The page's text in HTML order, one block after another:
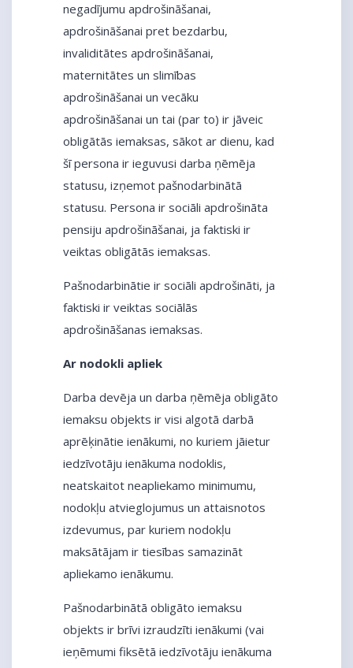
negadījumu apdrošināšanai,
apdrošināšanai pret bezdarbu,
invaliditātes apdrošināšanai,
maternitātes un slimības
apdrošināšanai un vecāku
apdrošināšanai un tai (par to) ir jāveic
obligātās iemaksas, sākot ar dienu, kad
šī persona ir ieguvusi darba ņēmēja
statusu, izņemot pašnodarbinātā
statusu. Persona ir sociāli apdrošināta
pensiju apdrošināšanai, ja faktiski ir
veiktas obligātās iemaksas.
Pašnodarbinātie ir sociāli apdrošināti, ja
faktiski ir veiktas sociālās
apdrošināšanas iemaksas.
Ar nodokli apliek
Darba devēja un darba ņēmēja obligāto
iemaksu objekts ir visi algotā darbā
aprēķinātie ienākumi, no kuriem jāietur
iedzīvotāju ienākuma nodoklis,
neatskaitot neapliekamo minimumu,
nodokļu atvieglojumus un attaisnotos
izdevumus, par kuriem nodokļu
maksātājam ir tiesības samazināt
apliekamo ienākumu.
Pašnodarbinātā obligāto iemaksu
objekts ir brīvi izraudzīti ienākumi (vai
ieņēmumi fiksētā iedzīvotāju ienākuma